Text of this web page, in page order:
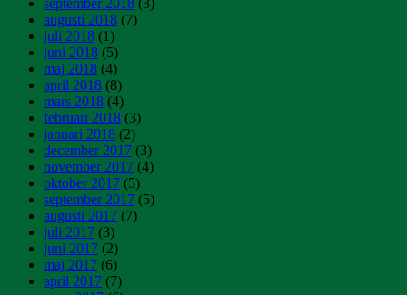
september 2018 (3)
augusti 2018 (7)
juli 2018 (1)
juni 2018 (5)
maj 2018 (4)
april 2018 (8)
mars 2018 (4)
februari 2018 (3)
januari 2018 (2)
december 2017 (3)
november 2017 (4)
oktober 2017 (5)
september 2017 (5)
augusti 2017 (7)
juli 2017 (3)
juni 2017 (2)
maj 2017 (6)
april 2017 (7)